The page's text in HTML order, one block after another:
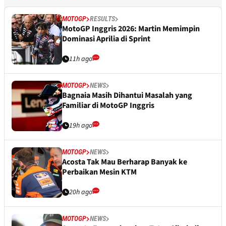
MOTOGP RESULTS
MotoGP Inggris 2026: Martin Memimpin
Dominasi Aprilia di Sprint
11h ago
MOTOGP NEWS
Bagnaia Masih Dihantui Masalah yang
Familiar di MotoGP Inggris
19h ago
MOTOGP NEWS
Acosta Tak Mau Berharap Banyak ke
Perbaikan Mesin KTM
20h ago
MOTOGP NEWS